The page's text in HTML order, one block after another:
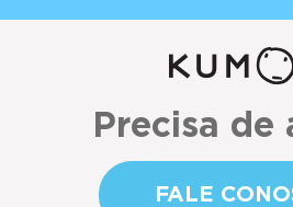
Precisa de
FALE